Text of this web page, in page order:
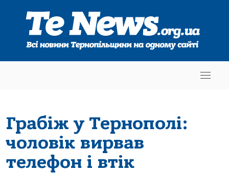
Грабіж у Тернополі:
чоловік вирвав
телефон і втік